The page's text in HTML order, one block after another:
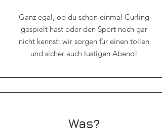
Ganz egal, ob du schon einmal Curling
gespielt hast oder den Sport noch gar
nicht kennst: wir sorgen für einen tollen
und sicher auch lustigen Abend!
Was?